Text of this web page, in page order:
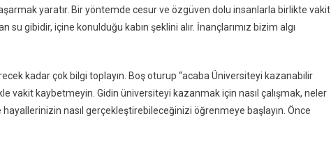
yaratır. Bir yöntemde cesur ve özgüven dolu insanlarla birlikte vakit
gibidir, içine konulduğu kabın şeklini alır. İnançlarımız bizim algı
kadar çok bilgi toplayın. Boş oturup “acaba Üniversiteyi kazanabilir
vakit kaybetmeyin. Gidin üniversiteyi kazanmak için nasıl çalışmak, neler
nasıl gerçekleştirebileceğinizi öğrenmeye başlayın. Önce